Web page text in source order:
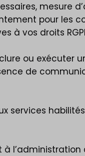
mesure
pour les
à vos droits
ou exécuter
de
services